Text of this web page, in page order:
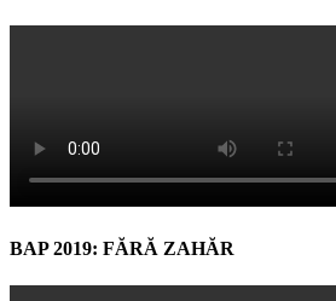
BAP 2019: FĂRĂ ZAHĂR